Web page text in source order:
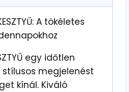
A tökéletes
egy időtlen
stílusos megjelenést
kínál. Kiváló